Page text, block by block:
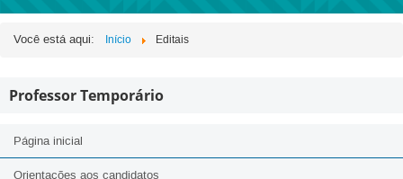
Você está aqui: Início Editais
Professor Temporário
Página inicial
Orientações aos candidatos